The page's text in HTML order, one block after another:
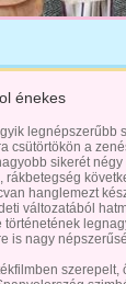
énekes
csütörtökön a
sikerét
hanglemezt
változatából
is nagy